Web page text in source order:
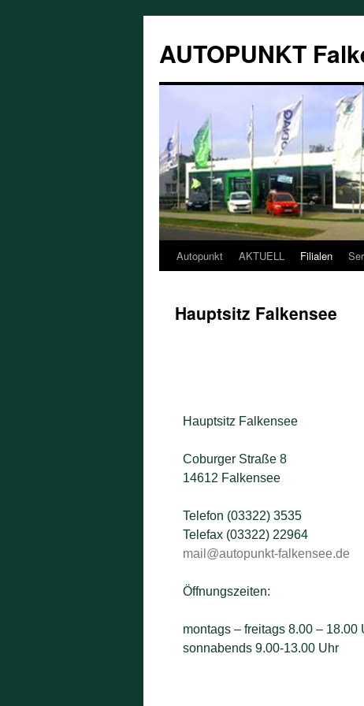
AUTOPUNKT
Autopunkt AKTUELL Filialen
Hauptsitz Falkensee
Hauptsitz Falkensee
Coburger Straße 8
14612 Falkensee
Telefon (03322) 3535
Telefax (03322) 22964
mail@autopunkt-falkensee.de
Öffnungszeiten:
montags – freitags 8.00 – 18.00
sonnabends 9.00-13.00 Uhr